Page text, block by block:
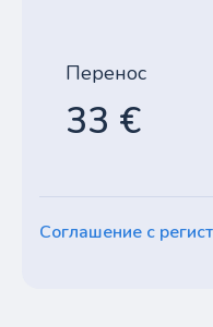
Перенос
33 €
Соглашение с